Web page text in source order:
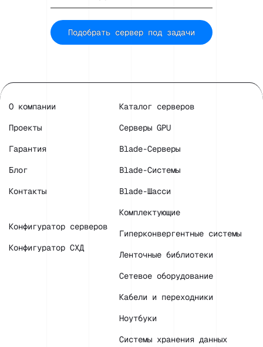
Подобрать сервер под задачи
О компании
Проекты
Гарантия
Блог
Контакты
Конфигуратор серверов
Конфигуратор СХД
Каталог серверов
Серверы GPU
Blade-Серверы
Blade-Системы
Blade-Шасси
Комплектующие
Гиперконвергентные системы
Ленточные библиотеки
Сетевое оборудование
Кабели и переходники
Ноутбуки
Системы хранения данных